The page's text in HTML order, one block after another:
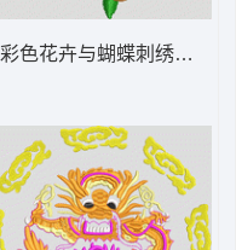
彩色花卉与蝴蝶刺绣图案